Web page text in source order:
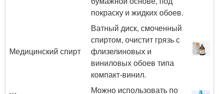
покраску и жидких обоев.
Медицинский спирт
Ватный диск, смоченный
спиртом, очистит грязь с
флизелиновых и
виниловых обоев типа
компакт-винил.
Можно использовать по